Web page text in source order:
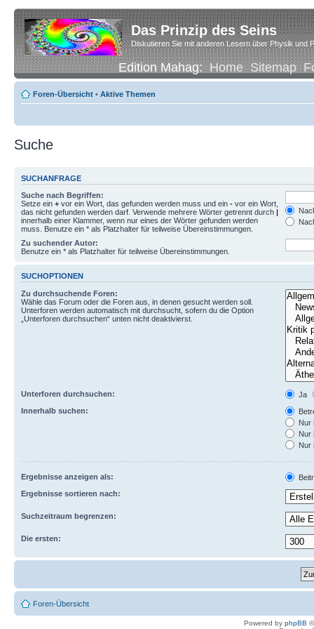
Das Prinzip des Seins
Diskutieren Sie mit anderen Lesern über Physik und
Edition Mahag:Home Sitemap
Foren-Übersicht • Aktive Themen
Suche
SUCHANFRAGE
Suche nach Begriffen:
Setze ein + vor ein Wort, das gefunden werden muss und ein - vor ein Wort,
das nicht gefunden werden darf. Verwende mehrere Wörter getrennt durch |
innerhalb einer Klammer, wenn nur eines der Wörter gefunden werden
muss. Benutze ein * als Platzhalter für teilweise Übereinstimmungen.
Zu suchender Autor:
Benutze ein * als Platzhalter für teilweise Übereinstimmungen.
SUCHOPTIONEN
Zu durchsuchende Foren:
Wähle das Forum oder die Foren aus, in denen gesucht werden soll.
Unterforen werden automatisch mit durchsucht, sofern du die Option
„Unterforen durchsuchen“ unten nicht deaktivierst.
Unterforen durchsuchen:
Ja
Innerhalb suchen:
Nur
Nur
Nur
Ergebnisse anzeigen als:
Ergebnisse sortieren nach:
Suchzeitraum begrenzen:
Die ersten:
Foren-Übersicht
Powered by phpBB